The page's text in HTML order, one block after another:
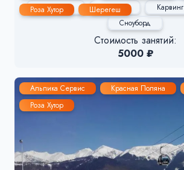
Роза Хутор
Шерегеш
Групповые Детские Карвинг
Сноуборд
Стоимость занятий:
5000 ₽
Альпика Сервис Красная Поляна
Роза Хутор